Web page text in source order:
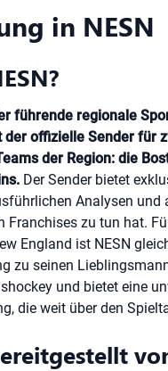
in NESN
führende regionale
der offizielle Sender für
der Region: die
Der Sender bietet
Analysen und
Franchises zu tun hat.
England ist NESN
zu seinen
und bietet eine
die weit über den